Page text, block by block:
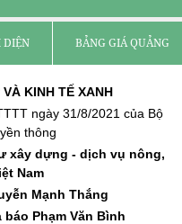
DIỆN BẢNG GIÁ QUẢNG
KINH TẾ XANH
ngày 31/8/2021 của Bộ
thông
xây dựng - dịch vụ nông,
Nam
Mạnh Thắng
Phạm Văn Bình